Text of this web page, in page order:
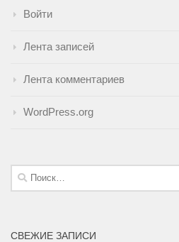
Войти
Лента записей
Лента комментариев
WordPress.org
Найти:
СВЕЖИЕ ЗАПИСИ